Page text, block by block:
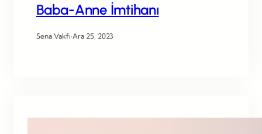
Baba-Anne İmtihanı
Sena Vakfı·Ara 25, 2023